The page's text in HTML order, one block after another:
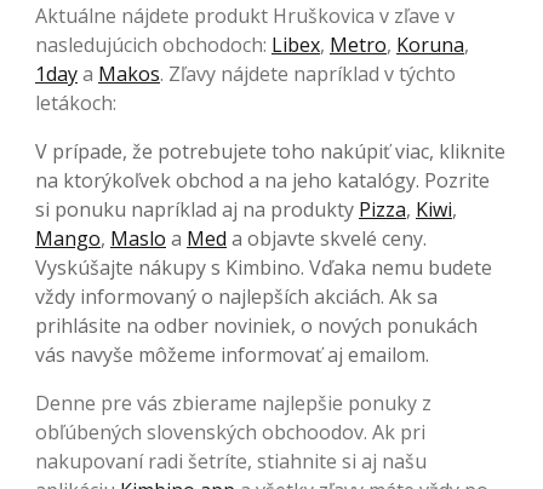
Aktuálne nájdete produkt Hruškovica v zľave v
nasledujúcich obchodoch: Libex, Metro, Koruna,
1daya Makos. Zľavy nájdete napríklad v týchto
letákoch:
V prípade, že potrebujete toho nakúpiť viac, kliknite
na ktorýkoľvek obchod a na jeho katalógy. Pozrite
si ponuku napríklad aj na produkty Pizza, Kiwi,
Mango, Maslo a Med a objavte skvelé ceny.
Vyskúšajte nákupy s Kimbino. Vďaka nemu budete
vždy informovaný o najlepších akciách. Ak sa
prihlásite na odber noviniek, o nových ponukách
vás navyše môžeme informovať aj emailom.
Denne pre vás zbierame najlepšie ponuky z
obľúbených slovenských obchoodov. Ak pri
nakupovaní radi šetríte, stiahnite si aj našu